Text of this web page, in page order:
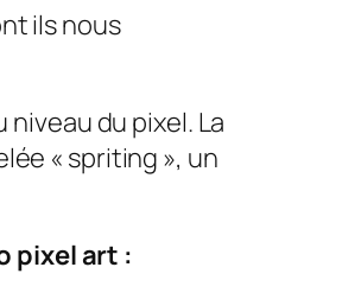
ils nous
niveau du pixel. La
« spriting », un
pixel art :